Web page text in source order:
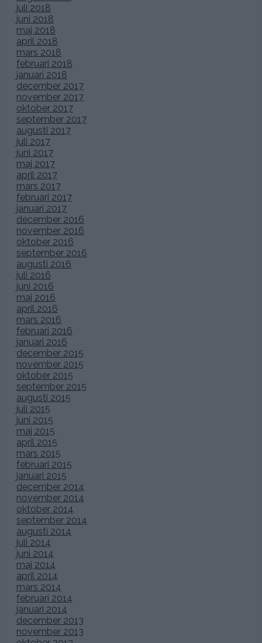
juli 2018
juni 2018
maj 2018
april 2018
mars 2018
februari 2018
januari 2018
december 2017
november 2017
oktober 2017
september 2017
augusti 2017
juli 2017
juni 2017
maj 2017
april 2017
mars 2017
februari 2017
januari 2017
december 2016
november 2016
oktober 2016
september 2016
augusti 2016
juli 2016
juni 2016
maj 2016
april 2016
mars 2016
februari 2016
januari 2016
december 2015
november 2015
oktober 2015
september 2015
augusti 2015
juli 2015
juni 2015
maj 2015
april 2015
mars 2015
februari 2015
januari 2015
december 2014
november 2014
oktober 2014
september 2014
augusti 2014
juli 2014
juni 2014
maj 2014
april 2014
mars 2014
februari 2014
januari 2014
december 2013
november 2013